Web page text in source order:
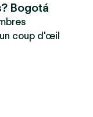
Bogotá
coup d'œil